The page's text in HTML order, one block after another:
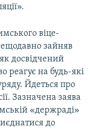
віце-
зайняв
досвідчений
реагує на будь-які
Йдеться про
Зазначена заява
«держраді»
до